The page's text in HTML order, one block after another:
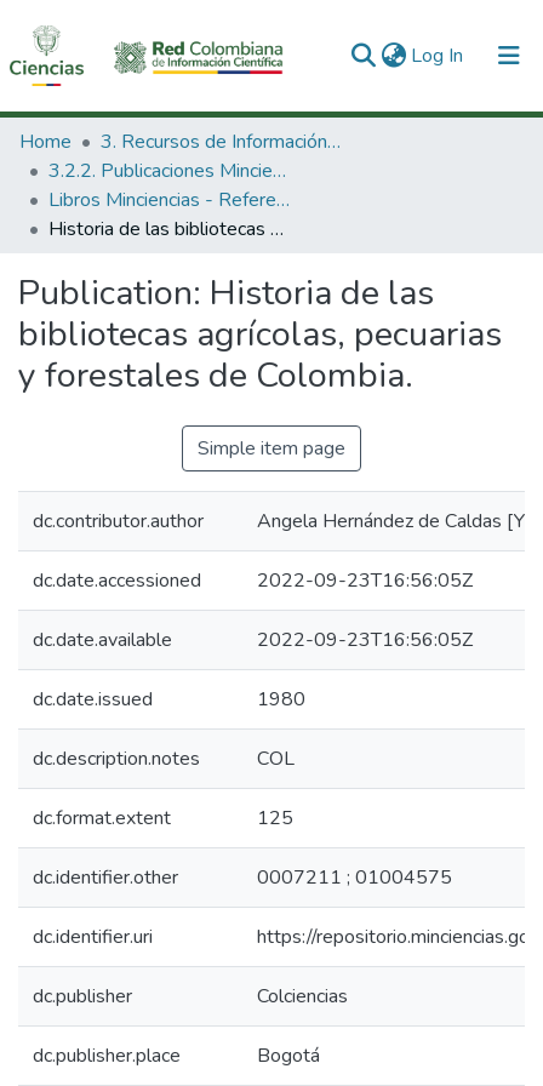
Log In (current)
Communities & Collections
All of DSpace
Statistics
Home
3. Recursos de Información Científica y Tecnológica
3.2.2. Publicaciones Minciencias
Libros Minciencias - Referenciales
Historia de las bibliotecas agrícolas, pecuarias y forestales de Colombia.
Publication: Historia de las
bibliotecas agrícolas, pecuarias
y forestales de Colombia.
Simple item page
dc.contributor.author Angela Hernández de Caldas [Y
dc.date.accessioned 2022-09-23T16:56:05Z
dc.date.available 2022-09-23T16:56:05Z
dc.date.issued 1980
dc.description.notes COL
dc.format.extent 125
dc.identifier.other 0007211 ; 01004575
dc.identifier.uri https://
dc.publisher Colciencias
dc.publisher.place Bogotá